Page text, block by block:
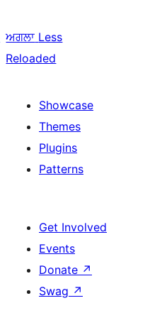
ਅਗਲਾ Less
Reloaded
Showcase
Themes
Plugins
Patterns
Get Involved
Events
Donate ↗
Swag ↗